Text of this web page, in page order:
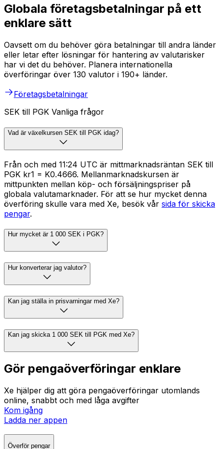
Globala företagsbetalningar på ett
enklare sätt
Oavsett om du behöver göra betalningar till andra länder
eller letar efter lösningar för hantering av valutarisker
har vi det du behöver. Planera internationella
överföringar över 130 valutor i 190+ länder.
Företagsbetalningar
SEK till PGK Vanliga frågor
Vad är växelkursen SEK till PGK idag?
Från och med 11:24 UTC är mittmarknadsräntan SEK till
PGK kr1 = K0.4666. Mellanmarknadskursen är
mittpunkten mellan köp- och försäljningspriser på
globala valutamarknader. För att se hur mycket denna
överföring skulle vara med Xe, besök vår sida för skicka
pengar.
Hur mycket är 1 000 SEK i PGK?
Hur konverterar jag valutor?
Kan jag ställa in prisvarningar med Xe?
Kan jag skicka 1 000 SEK till PGK med Xe?
Gör pengaöverföringar enklare
Xe hjälper dig att göra pengaöverföringar utomlands
online, snabbt och med låga avgifter
Kom igång
Ladda ner appen
Överför pengar